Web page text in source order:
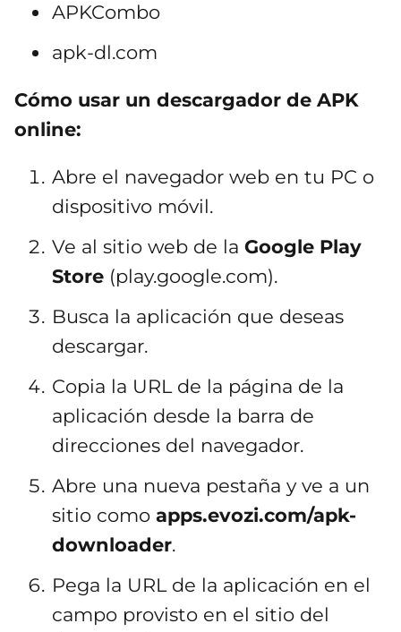
APKCombo
apk-dl.com
Cómo usar un descargador de APK
online:
Abre el navegador web en tu PC o
dispositivo móvil.
Ve al sitio web de la Google Play
Store (play.google.com).
Busca la aplicación que deseas
descargar.
Copia la URL de la página de la
aplicación desde la barra de
direcciones del navegador.
Abre una nueva pestaña y ve a un
sitio como apps.evozi.com/apk-
downloader.
Pega la URL de la aplicación en el
campo provisto en el sitio del